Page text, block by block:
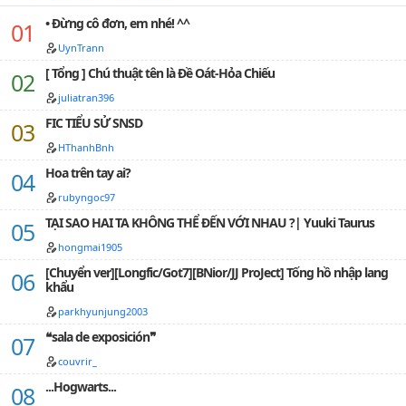
• Đừng cô đơn, em nhé! ^^
UynTrann
[ Tổng ] Chú thuật tên là Đề Oát-Hỏa Chiếu
juliatran396
FIC TIỂU SỬ SNSD
HThanhBnh
Hoa trên tay ai?
rubyngoc97
TẠI SAO HAI TA KHÔNG THỂ ĐẾN VỚI NHAU ?| Yuuki Taurus
hongmai1905
[Chuyển ver][Longfic/Got7][BNior/JJ ProJect] Tống hồ nhập lang
khẩu
parkhyunjung2003
❝sala de exposición❞
couvrir_
...Hogwarts...